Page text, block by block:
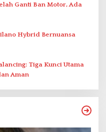
Ganti Ban Motor, Ada
Hybrid Bernuansa
Tiga Kunci Utama
Aman